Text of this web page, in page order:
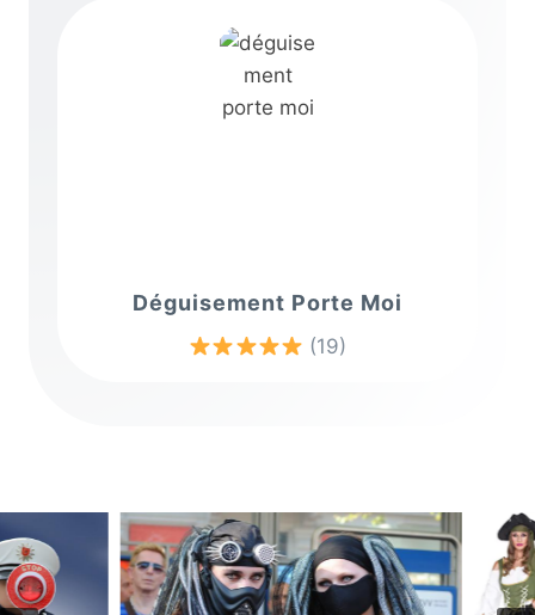
Déguisement Porte Moi
(19)